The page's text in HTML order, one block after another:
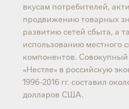
вкусам потребителей,
продвижению товарных
развитию сетей сбыта, а
использованию местного
компонентов.
«Нестле» в российскую
1996-2016 гг. составил
долларов США.